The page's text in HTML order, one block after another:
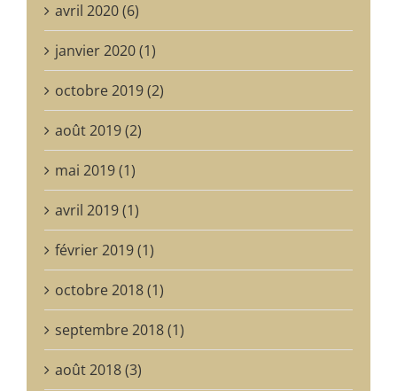
avril 2020 (6)
janvier 2020 (1)
octobre 2019 (2)
août 2019 (2)
mai 2019 (1)
avril 2019 (1)
février 2019 (1)
octobre 2018 (1)
septembre 2018 (1)
août 2018 (3)